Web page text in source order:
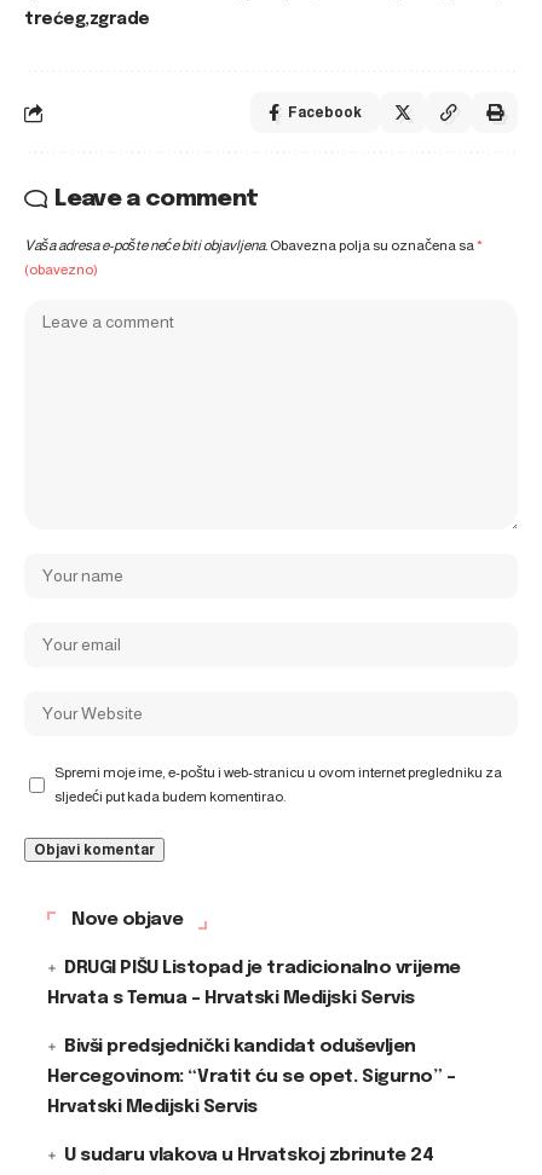
trećeg zgrade
Facebook
Leave a comment
Vaša adresa e-pošte neće biti objavljena. Obavezna polja su označena sa*
(obavezno)
Spremi moje ime, e-poštu i web-stranicu u ovom internet pregledniku za
sljedeći put kada budem komentirao.
Nove objave
DRUGI PIŠU Listopad je tradicionalno vrijeme
Hrvata s Temua – Hrvatski Medijski Servis
Bivši predsjednički kandidat oduševljen
Hercegovinom: “Vratit ću se opet. Sigurno” –
Hrvatski Medijski Servis
U sudaru vlakova u Hrvatskoj zbrinute 24